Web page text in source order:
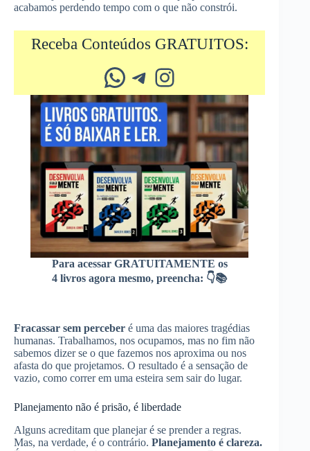
acabamos perdendo tempo com o que não constrói.
Receba Conteúdos GRATUITOS:
Whatsapp Telegram Instagram
Para acessar GRATUITAMENTE os
4 livros agora mesmo, preencha: 👇📚
Fracassar sem perceber é uma das maiores tragédias
humanas. Trabalhamos, nos ocupamos, mas no fim não
sabemos dizer se o que fazemos nos aproxima ou nos
afasta do que projetamos. O resultado é a sensação de
vazio, como correr em uma esteira sem sair do lugar.
Planejamento não é prisão, é liberdade
Alguns acreditam que planejar é se prender a regras.
Mas, na verdade, é o contrário. Planejamento é clareza.